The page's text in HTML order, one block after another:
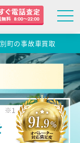
町の事故車買取